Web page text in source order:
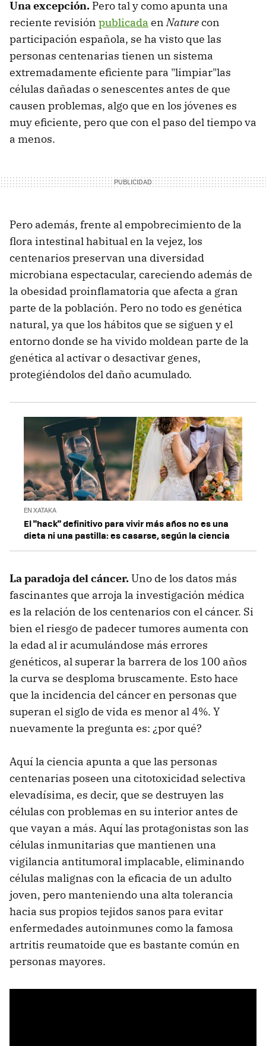
Una excepción. Pero tal y como apunta una
reciente revisión publicada enNaturecon
participación española, se ha visto que las
personas centenarias tienen un sistema
extremadamente eficiente para "limpiar"las
células dañadas o senescentes antes de que
causen problemas, algo que en los jóvenes es
muy eficiente, pero que con el paso del tiempo va
a menos.
Pero además, frente al empobrecimiento de la
flora intestinal habitual en la vejez, los
centenarios preservan una diversidad
microbiana espectacular, careciendo además de
la obesidad proinflamatoria que afecta a gran
parte de la población. Pero no todo es genética
natural, ya que los hábitos que se siguen y el
entorno donde se ha vivido moldean parte de la
genética al activar o desactivar genes,
protegiéndolos del daño acumulado.
EN XATAKA
El "hack" definitivo para vivir más años no es una
dieta ni una pastilla: es casarse, según la ciencia
La paradoja del cáncer.Uno de los datos más
fascinantes que arroja la investigación médica
es la relación de los centenarios con el cáncer. Si
bien el riesgo de padecer tumores aumenta con
la edad al ir acumulándose más errores
genéticos, al superar la barrera de los 100 años
la curva se desploma bruscamente. Esto hace
que la incidencia del cáncer en personas que
superan el siglo de vida es menor al 4%. Y
nuevamente la pregunta es: ¿por qué?
Aquí la ciencia apunta a que las personas
centenarias poseen una citotoxicidad selectiva
elevadísima, es decir, que se destruyen las
células con problemas en su interior antes de
que vayan a más. Aquí las protagonistas son las
células inmunitarias que mantienen una
vigilancia antitumoral implacable, eliminando
células malignas con la eficacia de un adulto
joven, pero manteniendo una alta tolerancia
hacia sus propios tejidos sanos para evitar
enfermedades autoinmunes como la famosa
artritis reumatoide que es bastante común en
personas mayores.